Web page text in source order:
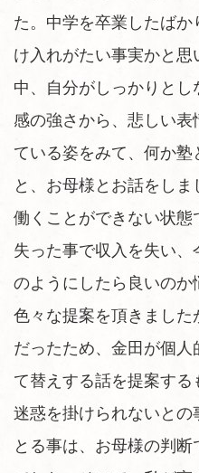
た。中学を卒業したば
け入れがたい事実かと
中、自分がしっかりと
感の強さから、悲しい表
ている姿をみて、何か
と、お母様とお話をし
働くことができない状態
失った事で収入を失い
のようにしたら良いのか
色々な提案を頂きまし
だったため、金田が個
て替えする話を提案す
迷惑を掛けられないとの
とる事は、お母様の判